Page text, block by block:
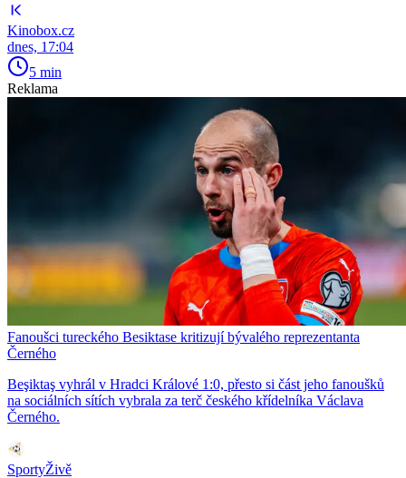
Kinobox.cz
dnes, 17:04
5 min
Reklama
Fanoušci tureckého Besiktase kritizují bývalého reprezentanta
Černého
Beşiktaş vyhrál v Hradci Králové 1:0, přesto si část jeho fanoušků
na sociálních sítích vybrala za terč českého křídelníka Václava
Černého.
SportyŽivě